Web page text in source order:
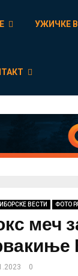
УЖИЧКЕ
ВЕСТИ ФОТО
меч
0